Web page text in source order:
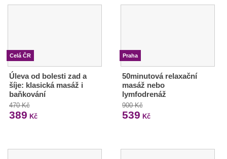
Celá ČR
Úleva od bolesti zad a
šíje: klasická masáž i
baňkování
470 Kč
389 Kč
Praha
50minutová relaxační
masáž nebo
lymfodrenáž
900 Kč
539 Kč